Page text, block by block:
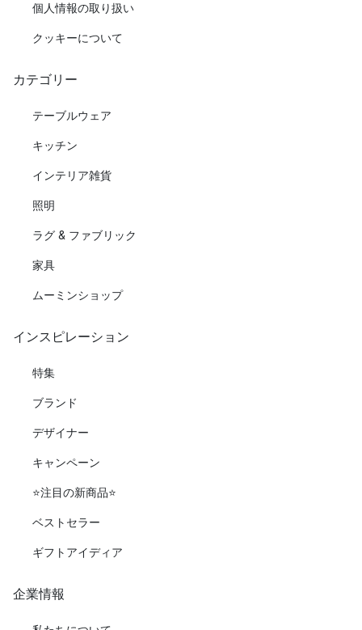
個人情報の取り扱い
クッキーについて
カテゴリー
テーブルウェア
キッチン
インテリア雑貨
照明
ラグ & ファブリック
家具
ムーミンショップ
インスピレーション
特集
ブランド
デザイナー
キャンペーン
⭐️注目の新商品⭐️
ベストセラー
ギフトアイディア
企業情報